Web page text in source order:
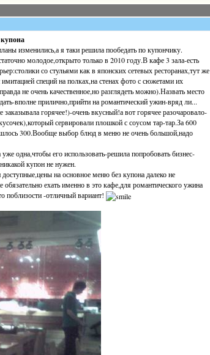
изменились,а я таки решила пообедать по купончику.
молодое,открыто только в 2010 году.В кафе 3 зала-есть
со стульями как в японских сетевых ресторанах,тут же
специй на полках,на стенах фото с сюжетами их
не очень качественное,но разглядеть можно).Назвать место
вполне прилично,прийти на романтический ужин-вряд ли...
горячее!)-очень вкусный!а вот горячее разочаровало-
сервировали плошкой с соусом тар-тар.За 600
300.Вообще выбор блюд в меню не очень большой,надо
одна,чтобы его использовать-решила попробовать бизнес-
купон не нужен.
на основное меню без купона далеко не
ехать именно в это кафе,для романтического ужина
поблизости -отличный вариант!